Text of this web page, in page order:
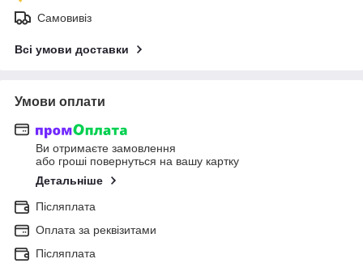
Самовивіз
Всі умови доставки
Умови оплати
Ви отримаєте замовлення
або гроші повернуться на вашу картку
Детальніше
Післяплата
Оплата за реквізитами
Післяплата